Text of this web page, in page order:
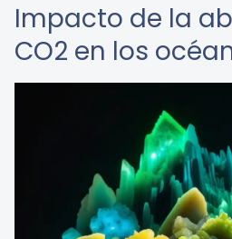
Impacto de la
CO2 en los